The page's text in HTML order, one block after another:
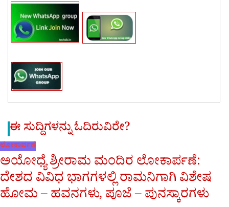
ಈ ಸುದ್ದಿಗಳನ್ನು ಓದಿರುವಿರೇ?
ಲೋಕಾರ್ಪಣೆ
ಅಯೋಧ್ಯೆ ಶ್ರೀರಾಮ ಮಂದಿರ ಲೋಕಾರ್ಪಣೆ:
ದೇಶದ ವಿವಿಧ ಭಾಗಗಳಲ್ಲಿ ರಾಮನಿಗಾಗಿ ವಿಶೇಷ
ಹೋಮ – ಹವನಗಳು, ಪೂಜೆ – ಪುನಸ್ಕಾರಗಳು